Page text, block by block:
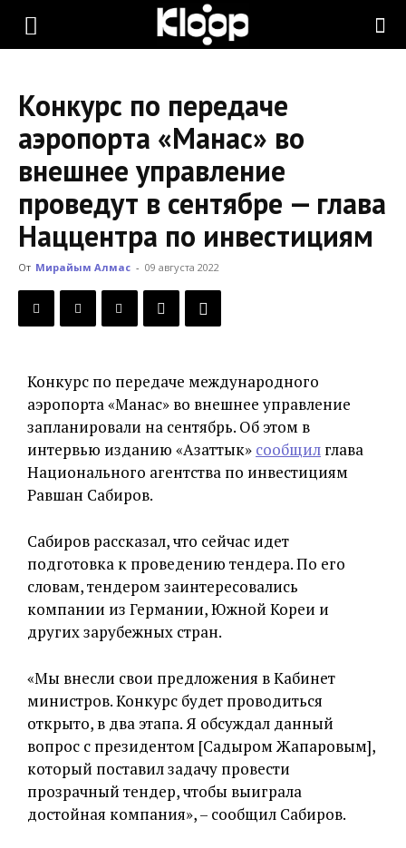
KLOOP.KG
Новости
Кыргызстана
Конкурс по передаче
аэропорта «Манас» во
внешнее управление
проведут в сентябре — глава
Наццентра по инвестициям
От Мирайым Алмас - 09 августа 2022
Конкурс по передаче международного
аэропорта «Манас» во внешнее управление
запланировали на сентябрь. Об этом в
интервью изданию «Азаттык» сообщил глава
Национального агентства по инвестициям
Равшан Сабиров.
Сабиров рассказал, что сейчас идет
подготовка к проведению тендера. По его
словам, тендером заинтересовались
компании из Германии, Южной Кореи и
других зарубежных стран.
«Мы внесли свои предложения в Кабинет
министров. Конкурс будет проводиться
открыто, в два этапа. Я обсуждал данный
вопрос с президентом [Садыром Жапаровым],
который поставил задачу провести
прозрачный тендер, чтобы выиграла
достойная компания», – сообщил Сабиров.